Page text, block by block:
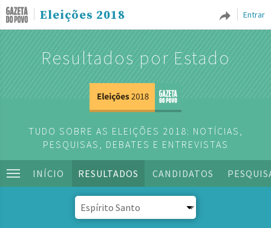
Entrar
Eleições 2018
Resultados por Estado
TUDO SOBRE AS ELEIÇÕES 2018: NOTÍCIAS,
PESQUISAS, DEBATES E ENTREVISTAS
INÍCIO RESULTADOS CANDIDATOS